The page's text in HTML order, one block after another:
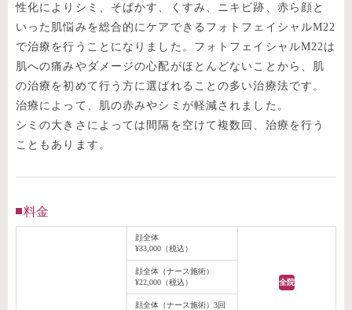
性化によりシミ、そばかす、くすみ、ニキビ跡、赤ら顔と
いった肌悩みを総合的にケアできるフォトフェイシャルM22
で治療を行うことになりました。フォトフェイシャルM22は
肌への痛みやダメージの心配がほとんどないことから、肌
の治療を初めて行う方に選ばれることの多い治療法です。
治療によって、肌の赤みやシミが軽減されました。
シミの大きさによっては間隔を空けて複数回、治療を行う
こともあります。
料金
顔全体
¥33,000（税込）
全院
顔全体（ナース施術）
¥22,000（税込）
顔全体（ナース施術）3回